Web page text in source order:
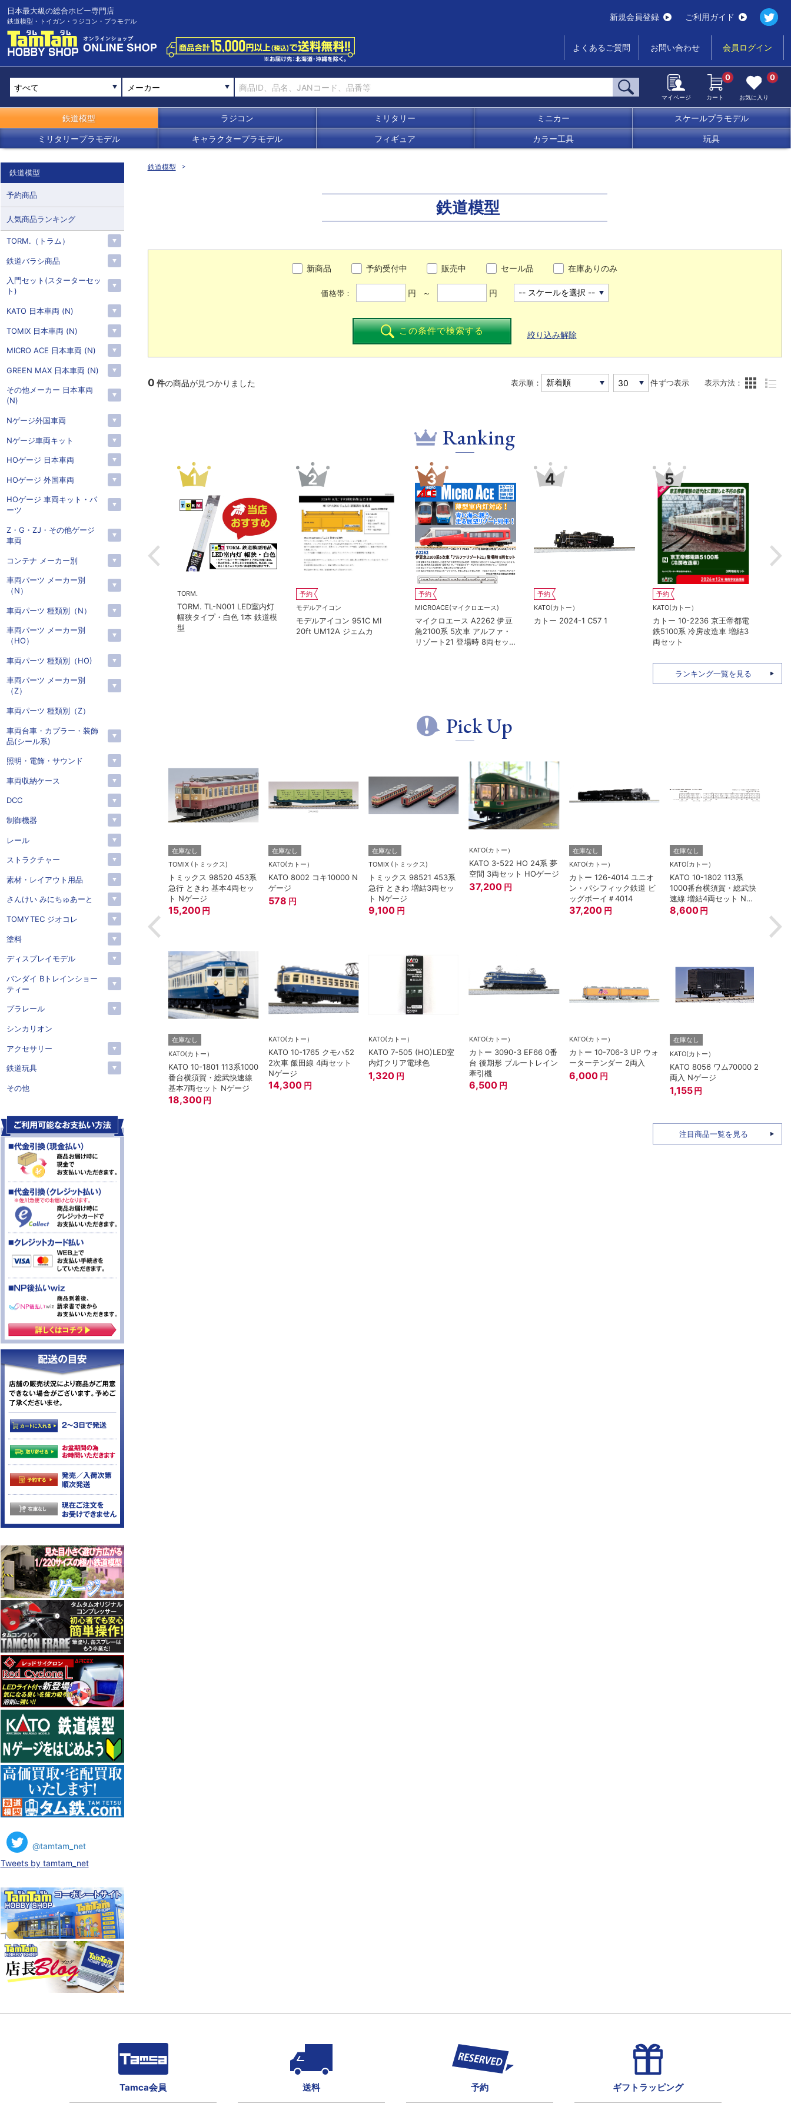
日本最大級の総合ホビー専門店
鉄道模型・トイガン・ラジコン・プラモデル 新規会員登録 ご利用ガイド
よくあるご質問 お問い合わせ 会員ログイン
メーカー
マイページ カート
0
お気に入り
0
鉄道模型 ラジコン ミリタリー ミニカー スケールプラモデル
ミリタリープラモデル キャラクタープラモデル フィギュア カラー工具 玩具
鉄道模型
鉄道模型
新商品 予約受付中 販売中 セール品 在庫ありのみ
価格帯： 円 ～ 円
この条件で検索する 絞り込み解除
0 件の商品が見つかりました 表示順： 件ずつ表示 表示方法：
Ranking
ジェムカ
MICROACE(マイクロエース)
急2100系 5次車 アルファ・
リゾート21 登場時 8両セッ
KATO(カトー）
カトー 2024-1 C57 1
KATO(カトー）
カトー 10-2236 京王帝都電
鉄5100系 冷房改造車 増結3
6
KATO(カトー）
カトー 10-2237 京王帝都電
鉄5000系+5100系 冷房増備
車 7両セット 特別企画品
カトー 10-2039 165系
345M 大垣夜行 8両基本セッ
8
KATO(カトー）
カトー 10-2235 京王帝都電
鉄5000系 冷房改造車 基本4
両セット
ランキング一覧を見る
Pick Up
825 延長コー
KATO 11-704 カプラー密
連形 A グレー (20個入)
(アーノルドカプラー用対
応)
352 円
在庫なし
TOMIX (トミックス)
トミックス 98520 453系
急行 ときわ 基本4両セッ
ト Nゲージ
15,200 円
在庫なし
KATO(カトー）
KATO 8002 コキ10000 N
ゲージ
578 円
在庫なし
TOMIX (トミックス)
トミックス 98521 453系
急行 ときわ 増結3両セッ
ト Nゲージ
9,100 円
KATO(カトー）
KATO 3-522 HO 24系 夢
空間 3両セット HOゲージ
37,200 円
在庫なし
KATO(カトー）
カトー 126-4014 ユニオ
ン・パシフィック鉄道 ビ
ッグボーイ＃4014
37,200 円
在庫なし
KATO(カトー）
KATO 10-1802 113系
1000番台横須賀・総武快
速線 増結4両セット Nゲ
ージ
8,600 円
在庫なし
KATO(カトー）
KATO 10-1801 113系1000
番台横須賀・総武快速線
基本7両セット Nゲージ
18,300 円
KATO(カトー）
KATO 10-1765 クモハ52
2次車 飯田線 4両セット
Nゲージ
14,300 円
KATO(カトー）
KATO 7-505 (HO)LED室
内灯クリア電球色
1,320 円
KATO(カトー）
カトー 3090-3 EF66 0番
台 後期形 ブルートレイン
牽引機
6,500 円
KATO(カトー）
カトー 10-706-3 UP ウォ
ーターテンダー 2両入
6,000 円
在庫なし
KATO(カトー）
KATO 8056 ワム70000 2
両入 Nゲージ
1,155 円
注目商品一覧を見る
鉄道模型
予約商品
人気商品ランキング
TORM.（トラム）
鉄道バラシ商品
入門セット(スターターセッ
ト)
KATO 日本車両 (N)
TOMIX 日本車両 (N)
MICRO ACE 日本車両 (N)
GREEN MAX 日本車両 (N)
その他メーカー 日本車両
(N)
Nゲージ外国車両
Nゲージ車両キット
HOゲージ 日本車両
HOゲージ 外国車両
HOゲージ 車両キット・パ
ーツ
Z・G・ZJ・その他ゲージ
車両
コンテナ メーカー別
車両パーツ メーカー別
（N）
車両パーツ 種類別（N）
車両パーツ メーカー別
（HO）
車両パーツ 種類別（HO)
車両パーツ メーカー別
（Z）
車両パーツ 種類別（Z）
車両台車・カプラー・装飾
品(シール系)
照明・電飾・サウンド
車両収納ケース
DCC
制御機器
レール
ストラクチャー
素材・レイアウト用品
さんけい みにちゅあーと
TOMYTEC ジオコレ
塗料
ディスプレイモデル
バンダイ Bトレインショー
ティー
プラレール
シンカリオン
アクセサリー
鉄道玩具
その他
@tamtam_net
Tweets by tamtam_net
Tamca会員 送料 予約 ギフトラッピング